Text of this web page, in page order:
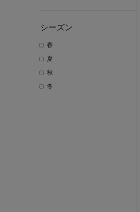
シーズン
春
夏
秋
冬